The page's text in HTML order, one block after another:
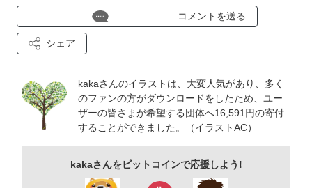
①茶色い犬 ②白い犬 ③柴犬 ④黒柴犬
⑤茶色い猫 ⑥グレーの猫 ⑦白い猫 ⑧黒い猫 ⑨三毛猫
⑩うさぎ ⑪白うさぎ ⑫ひよこ ⑬パンダ ⑭くま ⑮白く
～その他イラスト～
★食品シリーズ・植物・季節の行事イラスト
★カレンダータイトル
コメントを送る
シェア
kakaさんのイラストは、大変人気があり、多く
のファンの方がダウンロードをしたため、ユー
ザーの皆さまが希望する団体へ16,591円の寄付
することができました。（イラストAC）
kakaさんをビットコインで応援しよう!